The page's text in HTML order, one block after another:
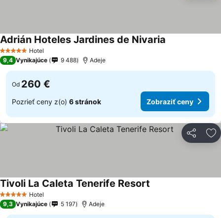
5 Počet hviezdičiek
Hotel
Adrián Hoteles Jardines de Nivaria
9,4 Vynikajúce 9 488 Adeje
Od 260 €
Pozrieť ceny z(o) 6 stránok Zobraziť ceny
Zdieľať
5 Počet hviezdičiek
Hotel
Tivoli La Caleta Tenerife Resort
9,3 Vynikajúce 5 197 Adeje